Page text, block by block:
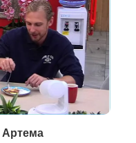
Артема